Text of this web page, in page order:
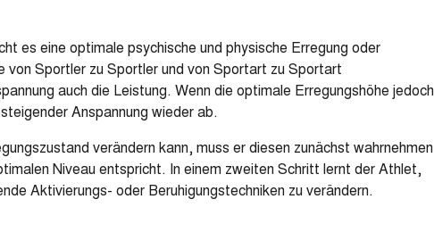
es eine optimale psychische und physische Erregung oder
von Sportler zu Sportler und von Sportart zu Sportart
auch die Leistung. Wenn die optimale Erregungshöhe jedoch
Anspannung wieder ab.
verändern kann, muss er diesen zunächst wahrnehmen
Niveau entspricht. In einem zweiten Schritt lernt der Athlet,
Aktivierungs- oder Beruhigungstechniken zu verändern.